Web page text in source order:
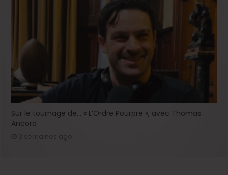
Sur le tournage de… « L’Ordre Pourpre », avec Thomas
Ancora